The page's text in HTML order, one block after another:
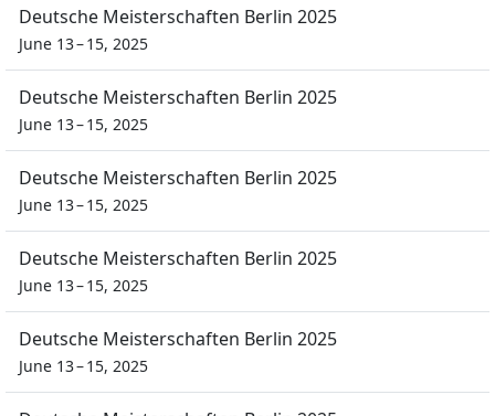
Deutsche Meisterschaften Berlin 2025
June 13 – 15, 2025
Deutsche Meisterschaften Berlin 2025
June 13 – 15, 2025
Deutsche Meisterschaften Berlin 2025
June 13 – 15, 2025
Deutsche Meisterschaften Berlin 2025
June 13 – 15, 2025
Deutsche Meisterschaften Berlin 2025
June 13 – 15, 2025